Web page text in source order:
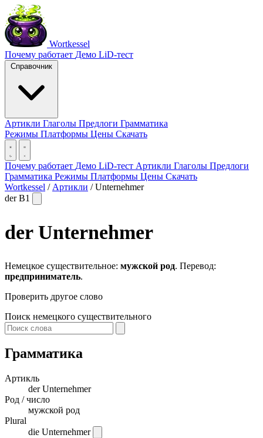
Wortkessel
Почему работает Демо LiD-тест
Справочник
Артикли Глаголы Предлоги Грамматика
Режимы Платформы Цены Скачать
Почему работает Демо LiD-тест Артикли Глаголы Предлоги
Грамматика Режимы Платформы Цены Скачать
Wortkessel / Артикли / Unternehmer
derB1
derUnternehmer
Немецкое существительное: мужской род. Перевод:
предприниматель.
Проверить другое слово
Поиск немецкого существительного
Грамматика
Артикль
derUnternehmer
Род / число
мужской род
Plural
die Unternehmer